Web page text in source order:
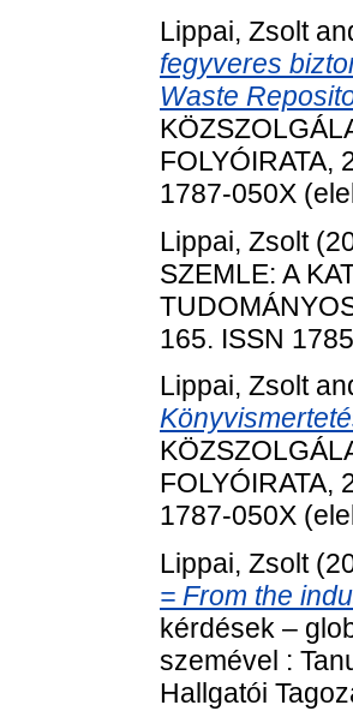
Lippai, Zsolt
fegyveres
Waste
FOLYÓIRATA,
1787-050X
Lippai, Zsolt
SZEMLE: A
165. ISSN
Lippai, Zsolt
FOLYÓIRATA,
1787-050X
Lippai, Zsolt
= From the
kérdések –
szemével :
Hallgatói